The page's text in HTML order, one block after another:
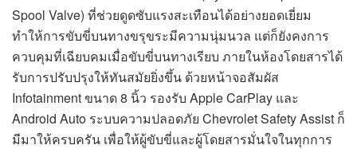
Spool Valve) ที่ช่วยดูดซับแรงสะเทือนได้อย่างยอดเยี่ยม
ทำให้การขับขี่บนทางขรุขระมีความนุ่มนวล แต่ก็ยังคงการ
ควบคุมที่เฉียบคมเมื่อขับขี่บนทางเรียบ ภายในห้องโดยสารได้
รับการปรับปรุงให้ทันสมัยยิ่งขึ้น ด้วยหน้าจอสัมผัส
Infotainment ขนาด 8 นิ้ว รองรับ Apple CarPlay และ
Android Auto ระบบความปลอดภัย Chevrolet Safety Assist ก็
มีมาให้ครบครัน เพื่อให้ผู้ขับขี่และผู้โดยสารมั่นใจในทุกการ